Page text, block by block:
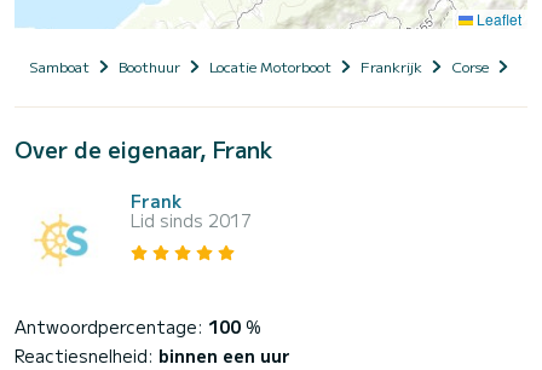
Leaflet
Samboat Boothuur Locatie Motorboot Frankrijk Corse
Over de eigenaar, Frank
Frank
Lid sinds 2017
Antwoordpercentage: 100 %
Reactiesnelheid: binnen een uur